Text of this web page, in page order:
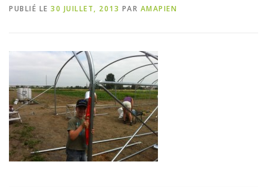
PUBLIÉ LE 30 JUILLET, 2013 PAR AMAPIEN